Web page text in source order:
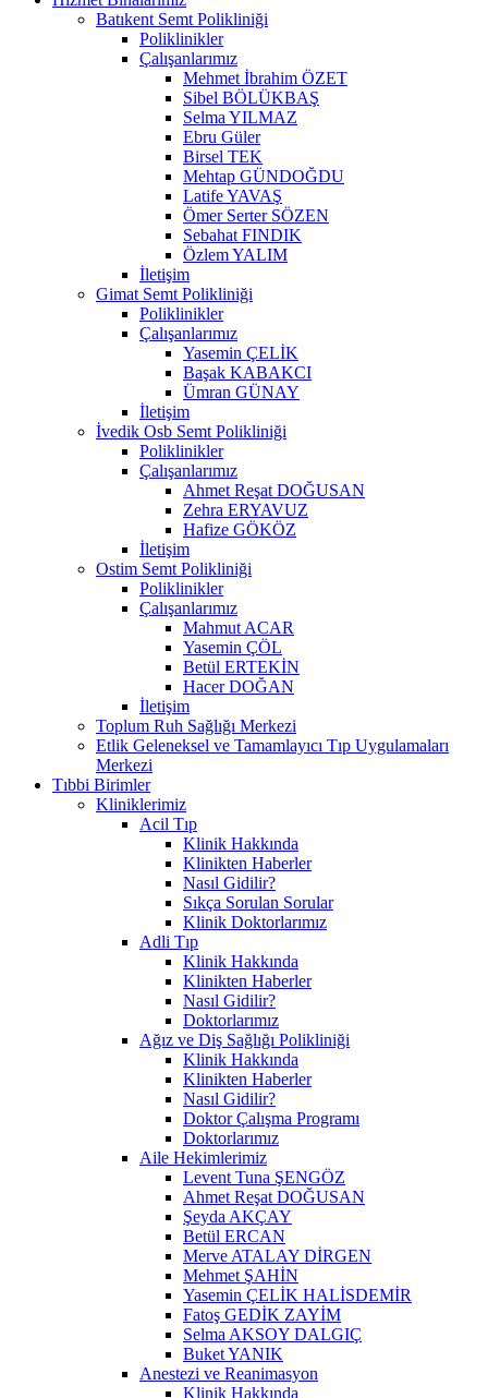
Batıkent Semt Polikliniği
Poliklinikler
Çalışanlarımız
Mehmet İbrahim ÖZET
Sibel BÖLÜKBAŞ
Selma YILMAZ
Ebru Güler
Birsel TEK
Mehtap GÜNDOĞDU
Latife YAVAŞ
Ömer Serter SÖZEN
Sebahat FINDIK
Özlem YALIM
İletişim
Gimat Semt Polikliniği
Poliklinikler
Çalışanlarımız
Yasemin ÇELİK
Başak KABAKCI
Ümran GÜNAY
İletişim
İvedik Osb Semt Polikliniği
Poliklinikler
Çalışanlarımız
Ahmet Reşat DOĞUSAN
Zehra ERYAVUZ
Hafize GÖKÖZ
İletişim
Ostim Semt Polikliniği
Poliklinikler
Çalışanlarımız
Mahmut ACAR
Yasemin ÇÖL
Betül ERTEKİN
Hacer DOĞAN
İletişim
Toplum Ruh Sağlığı Merkezi
Etlik Geleneksel ve Tamamlayıcı Tıp Uygulamaları
Merkezi
Tıbbi Birimler
Kliniklerimiz
Acil Tıp
Klinik Hakkında
Klinikten Haberler
Nasıl Gidilir?
Sıkça Sorulan Sorular
Klinik Doktorlarımız
Adli Tıp
Klinik Hakkında
Klinikten Haberler
Nasıl Gidilir?
Doktorlarımız
Ağız ve Diş Sağlığı Polikliniği
Klinik Hakkında
Klinikten Haberler
Nasıl Gidilir?
Doktor Çalışma Programı
Doktorlarımız
Aile Hekimlerimiz
Levent Tuna ŞENGÖZ
Ahmet Reşat DOĞUSAN
Şeyda AKÇAY
Betül ERCAN
Merve ATALAY DİRGEN
Mehmet ŞAHİN
Yasemin ÇELİK HALİSDEMİR
Fatoş GEDİK ZAYİM
Selma AKSOY DALGIÇ
Buket YANIK
Anestezi ve Reanimasyon
Klinik Hakkında